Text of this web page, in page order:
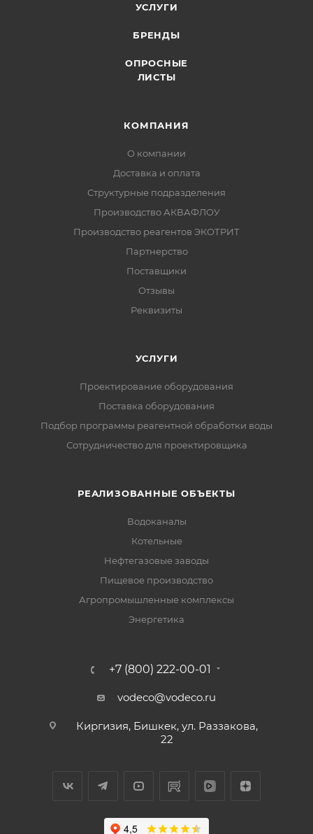
УСЛУГИ
БРЕНДЫ
ОПРОСНЫЕ
ЛИСТЫ
КОМПАНИЯ
О компании
Доставка и оплата
Структурные подразделения
Производство АКВАФЛОУ
Производство реагентов ЭКОТРИТ
Партнерство
Поставщики
Отзывы
Реквизиты
УСЛУГИ
Проектирование оборудования
Поставка оборудования
Подбор программы реагентной обработки воды
Сотрудничество для проектировщика
РЕАЛИЗОВАННЫЕ ОБЪЕКТЫ
Водоканалы
Котельные
Нефтегазовые заводы
Пищевое производство
Агропромышленные комплексы
Энергетика
+7 (800) 222-00-01
vodeco@vodeco.ru
Киргизия, Бишкек, ул. Раззакова,
22